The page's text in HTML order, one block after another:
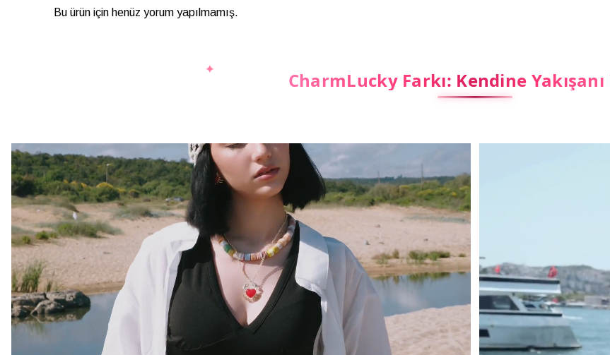
Bu ürün için henüz yorum yapılmamış.
CharmLucky Farkı: Kendine